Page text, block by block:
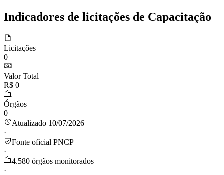
Indicadores de licitações de Capacitação
Licitações
0
Valor Total
R$ 0
Órgãos
0
Atualizado 10/07/2026
·
Fonte oficial PNCP
·
4.580 órgãos monitorados
·